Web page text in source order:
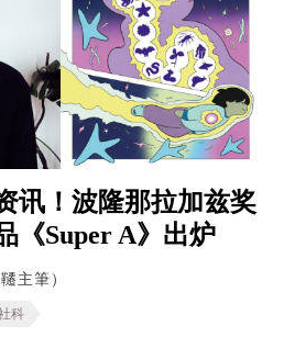
讯！波隆那拉加兹奖
《Super A》出炉
主筆）
科